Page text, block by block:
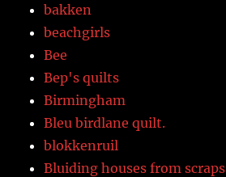
bakken
beachgirls
Bee
Bep's quilts
Birmingham
Bleu birdlane quilt.
blokkenruil
Bluiding houses from scraps